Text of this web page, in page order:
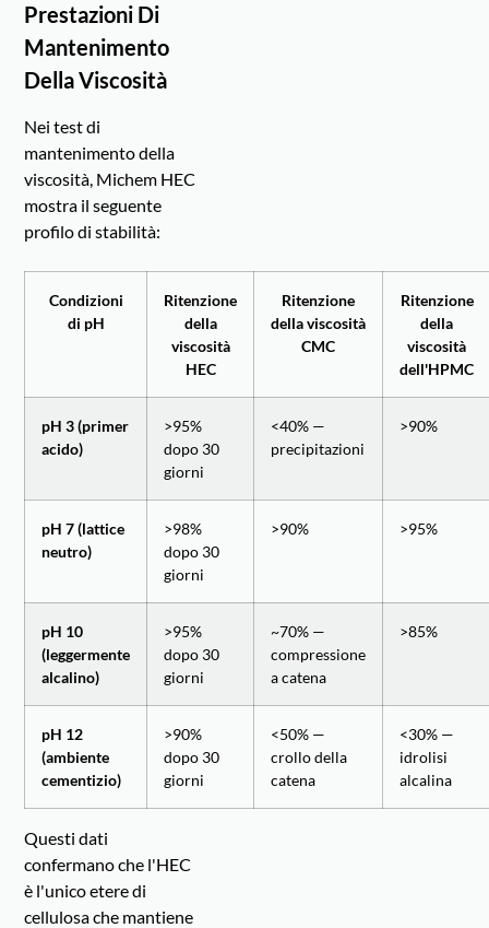
Prestazioni Di
Mantenimento
Della Viscosità
Nei test di
mantenimento della
viscosità, Michem HEC
mostra il seguente
profilo di stabilità:
Condizioni
di pH
Ritenzione
della
viscosità
HEC
Ritenzione
della viscosità
CMC
Ritenzione
della
viscosità
dell'HPMC
pH 3 (primer
acido)
>95%
dopo 30
giorni
<40% —
precipitazioni
>90%
pH 7 (lattice
neutro)
>98%
dopo 30
giorni
>90% >95%
pH 10
(leggermente
alcalino)
>95%
dopo 30
giorni
~70% —
compressione
a catena
>85%
pH 12
(ambiente
cementizio)
>90%
dopo 30
giorni
<50% —
crollo della
catena
<30% —
idrolisi
alcalina
Questi dati
confermano che l'HEC
è l'unico etere di
cellulosa che mantiene